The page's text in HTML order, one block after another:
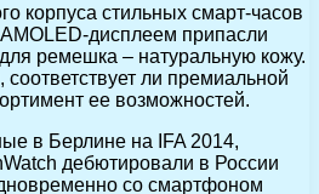
корпуса стильных смарт-часов
дисплеем припасли
ремешка – натуральную кожу.
ли премиальной
ее возможностей.
в Берлине на IFA 2014,
дебютировали в России
со смартфоном